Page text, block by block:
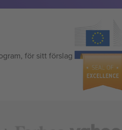
för sitt förslag